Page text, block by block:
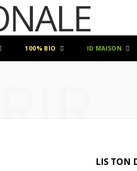
100% BIO ID MAISON
LIS TON